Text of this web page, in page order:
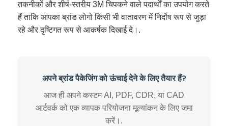
तकनीकों और शीर्ष-स्तरीय 3M चिपकने वाले पदार्थों का उपयोग करते
हैं ताकि आपका ब्रांड लोगो किसी भी वातावरण में निर्दोष रूप से जुड़ा
रहे और दृष्टिगत रूप से आकर्षक दिखाई दे।.
अपने ब्रांड पैकेजिंग को ऊंचाई देने के लिए तैयार हैं?
आज ही अपने कस्टम AI, PDF, CDR, या CAD
आर्टवर्क को एक व्यापक परियोजना मूल्यांकन के लिए जमा
करें।.